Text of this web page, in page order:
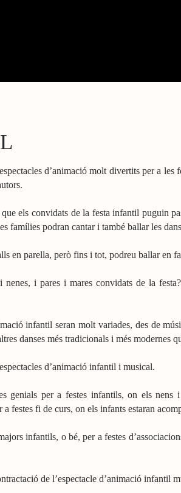
d’animació molt divertits per a
els convidats de la festa infantil puguin
famílies podran cantar i també ballar les
en parella, però fins i tot, podreu ballar en
i pares i mares convidats de la
infantil seran molt variades, des de
danses més tradicionals i més modernes
d’animació infantil i musical.
genials per a festes infantils, on els
a festes fi de curs, on els infants estaran
infantils, o bé, per a festes
de l’espectacle d’animació infantil